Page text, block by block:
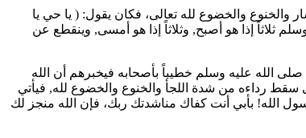
والخنوع والخضوع لله تعالى، فكان يقول: ( يا حي يا
ثلاثاً إذا هو أصبح, وثلاثاً إذا هو أمسى, وينقطع عن
النبي صلى الله عليه وسلم خطيباً بأصحابه فيخبرهم أن الله
سقط رداءه من شدة اللجأ والخنوع والخضوع لله, فيأتي
الله! بأبي أنت كفاك مناشدتك ربك، فإن الله منجز لك